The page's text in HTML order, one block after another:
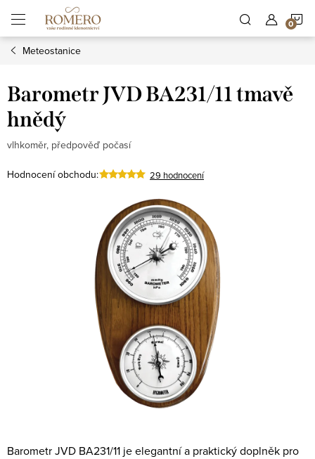
obsah
Meteostanice
Barometr JVD BA231/11 tmavě
hnědý
vlhkoměr, předpověď počasí
Hodnocení obchodu: 29 hodnocení
Barometr JVD BA231/11 je elegantní a praktický doplněk pro